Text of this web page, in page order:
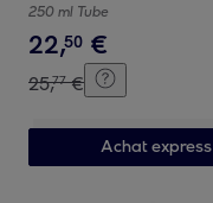
Nourrissant 250ml
250 ml Tube
22,50 €
25,77 €
Achat express